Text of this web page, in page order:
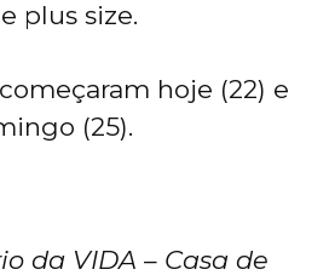
plus size.
hoje (22) e
(25).
da VIDA – Casa de